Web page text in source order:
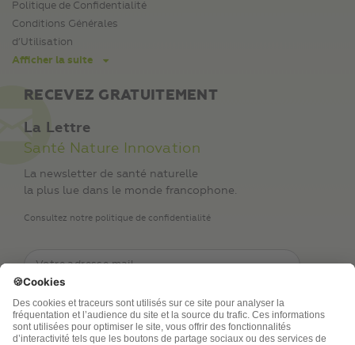
Politique de Confidentialité
Conditions Générales
d’Utilisation
Afficher la suite
RECEVEZ GRATUITEMENT
La Lettre
Santé Nature Innovation
La newsletter de santé naturelle
la plus lue dans le monde francophone.
Consultez notre politique de confidentialité
TSA Publications SA collecte mes nom, prénom,